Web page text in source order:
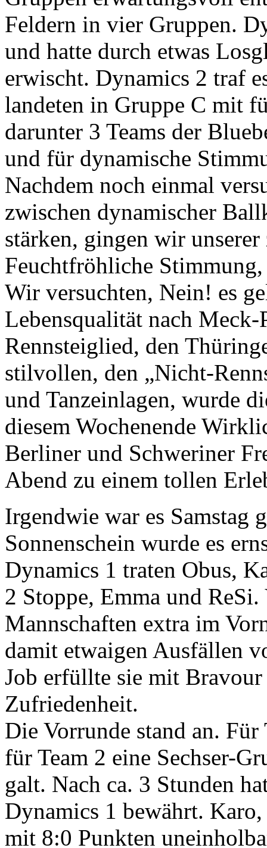
Feldern in vier Gruppen.
und hatte durch etwas
erwischt. Dynamics 2 traf
landeten in Gruppe C mit
darunter 3 Teams der
und für dynamische
Nachdem noch einmal
zwischen dynamischer
stärken, gingen wir
Feuchtfröhliche
Wir versuchten, Nein! es
Lebensqualität nach
Rennsteiglied, den
stilvollen, den „Nicht-
und Tanzeinlagen, wurde
diesem Wochenende
Berliner und Schweriner
Abend zu einem tollen
Irgendwie war es Samstag
Sonnenschein wurde es
Dynamics 1 traten Obus,
2 Stoppe, Emma und
Mannschaften extra im
damit etwaigen Ausfällen
Job erfüllte sie mit
Zufriedenheit.
Die Vorrunde stand an.
für Team 2 eine Sechser-
galt. Nach ca. 3 Stunden
Dynamics 1 bewährt.
mit 8:0 Punkten